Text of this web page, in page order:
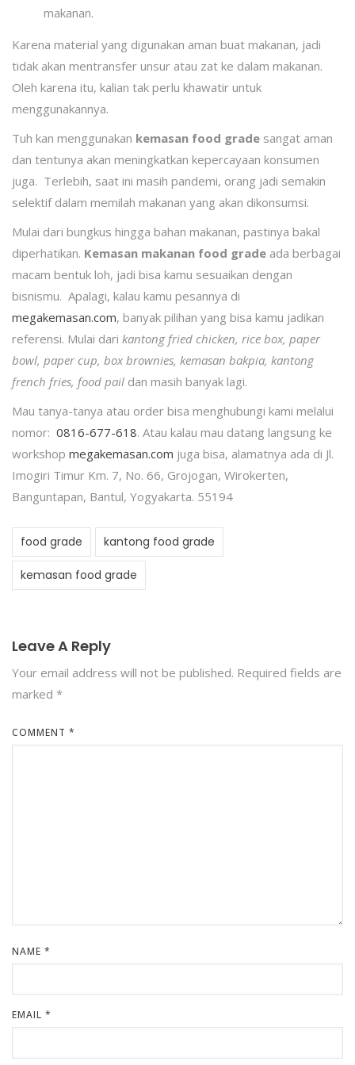
makanan.
Karena material yang digunakan aman buat makanan, jadi
tidak akan mentransfer unsur atau zat ke dalam makanan.
Oleh karena itu, kalian tak perlu khawatir untuk
menggunakannya.
Tuh kan menggunakan kemasan food grade sangat aman
dan tentunya akan meningkatkan kepercayaan konsumen
juga. Terlebih, saat ini masih pandemi, orang jadi semakin
selektif dalam memilah makanan yang akan dikonsumsi.
Mulai dari bungkus hingga bahan makanan, pastinya bakal
diperhatikan. Kemasan makanan food grade ada berbagai
macam bentuk loh, jadi bisa kamu sesuaikan dengan
bisnismu. Apalagi, kalau kamu pesannya di
megakemasan.com, banyak pilihan yang bisa kamu jadikan
referensi. Mulai dari kantong fried chicken, rice box, paper
bowl, paper cup, box brownies, kemasan bakpia, kantong
french fries, food pail dan masih banyak lagi.
Mau tanya-tanya atau order bisa menghubungi kami melalui
nomor: 0816-677-618. Atau kalau mau datang langsung ke
workshop megakemasan.com juga bisa, alamatnya ada di Jl.
Imogiri Timur Km. 7, No. 66, Grojogan, Wirokerten,
Banguntapan, Bantul, Yogyakarta. 55194
food grade kantong food grade
kemasan food grade
Leave A Reply
Your email address will not be published. Required fields are
marked *
COMMENT *
NAME *
EMAIL *